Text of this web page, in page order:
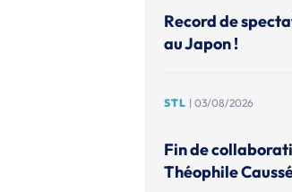
Record de
au Japon !
STL | 03/08/2026
Fin de
Théophile